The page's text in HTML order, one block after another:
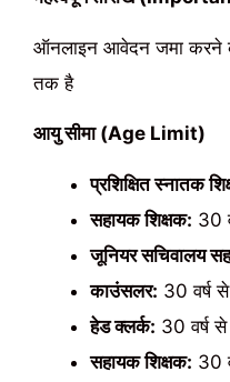
ऑनलाइन आवेदन जमा करने
तक है
आयु सीमा (Age Limit)
प्रशिक्षित स्नातक
सहायक शिक्षक: 30
जूनियर सचिवालय
काउंसलर: 30 वर्ष
हेड क्लर्क: 30 वर्ष
सहायक शिक्षक: 30